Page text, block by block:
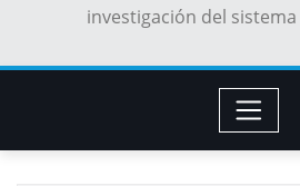
investigación del